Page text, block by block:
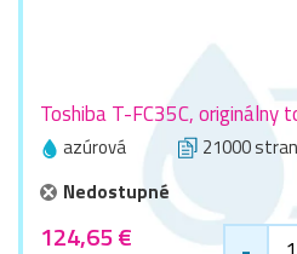
Toshiba T-FC35C, originálny
azúrová 21000 stran
Nedostupné
124,65 €